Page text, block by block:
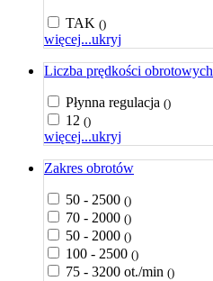
TAK ()
więcej...ukryj
Liczba prędkości obrotowych
Płynna regulacja ()
12 ()
więcej...ukryj
Zakres obrotów
50 - 2500 ()
70 - 2000 ()
50 - 2000 ()
100 - 2500 ()
75 - 3200 ot./min ()